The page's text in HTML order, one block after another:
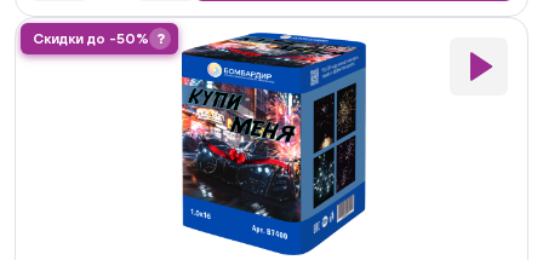
Скидки до -50% ?